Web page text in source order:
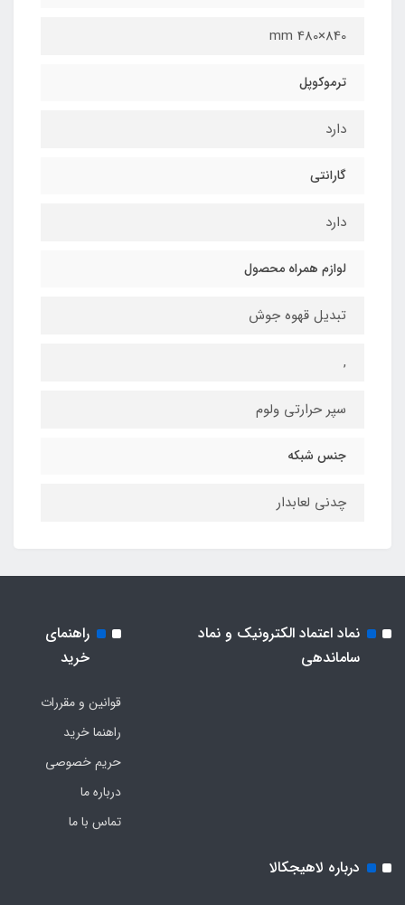
840×480 mm
ترموکوپل
دارد
گارانتی
دارد
لوازم همراه محصول
تبدیل قهوه جوش
,
سپر حرارتی ولوم
جنس شبکه
چدنی لعابدار
نماد اعتماد الکترونیک و نماد
ساماندهی
راهنمای
خرید
قوانین و مقررات
راهنما خرید
حریم خصوصی
درباره ما
تماس با ما
درباره لاهیجکالا